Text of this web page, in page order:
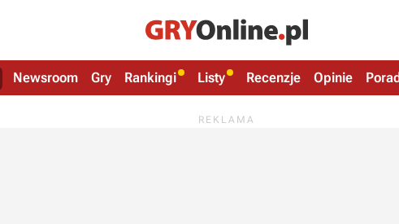
Newsroom Gry Rankingi Listy Recenzje Opinie